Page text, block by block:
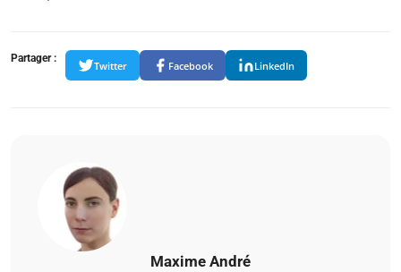
Partager :
Twitter Facebook LinkedIn
Maxime André